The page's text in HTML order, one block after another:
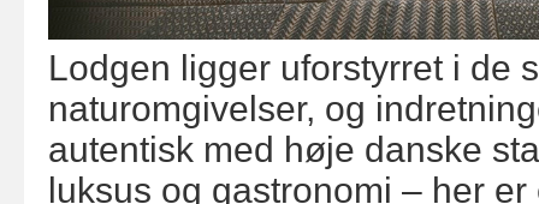
Lodgen ligger uforstyrret i de
naturomgivelser, og
autentisk med høje danske
luksus og gastronomi – her